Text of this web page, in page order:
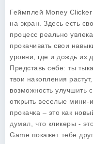
Геймплей Money
на экран. Здесь есть
процесс реально
прокачивать свои
уровни, где и дождь из
Представь себе: ты
твои накопления
возможность
открыть веселые мини-
прокачка – это как
думал, что кликеры -
Game покажет тебе